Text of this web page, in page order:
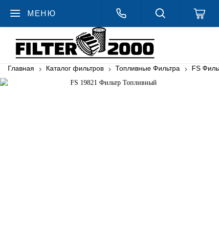
МЕНЮ
Главная Каталог фильтров Топливные Фильтра FS